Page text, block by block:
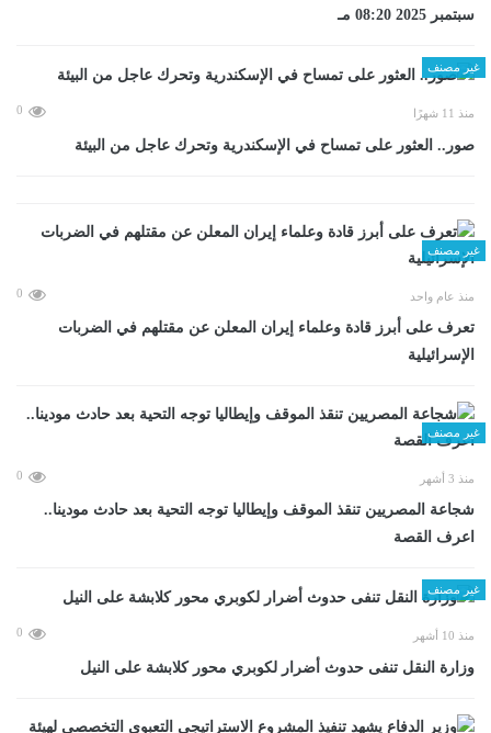
سبتمبر 2025 08:20 مـ
غير مصنف
منذ 11 شهرًا 0
صور.. العثور على تمساح في الإسكندرية وتحرك عاجل من البيئة
غير مصنف
منذ عام واحد 0
تعرف على أبرز قادة وعلماء إيران المعلن عن مقتلهم في الضربات
الإسرائيلية
غير مصنف
منذ 3 أشهر 0
شجاعة المصريين تنقذ الموقف وإيطاليا توجه التحية بعد حادث مودينا..
اعرف القصة
غير مصنف
منذ 10 أشهر 0
وزارة النقل تنفى حدوث أضرار لكوبري محور كلابشة على النيل